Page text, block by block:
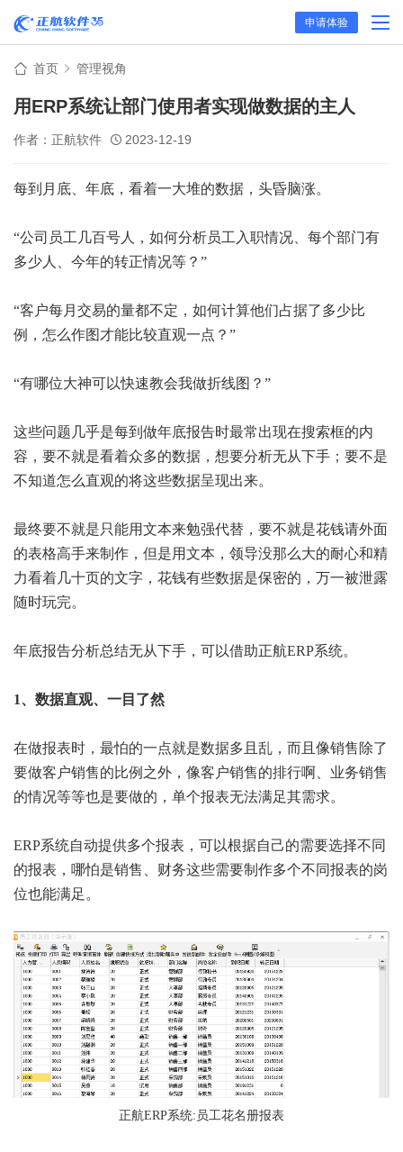
申请体验
首页 管理视角
用ERP系统让部门使用者实现做数据的主人
作者：正航软件 2023-12-19
每到月底、年底，看着一大堆的数据，头昏脑涨。
“公司员工几百号人，如何分析员工入职情况、每个部门有
多少人、今年的转正情况等？”
“客户每月交易的量都不定，如何计算他们占据了多少比
例，怎么作图才能比较直观一点？”
“有哪位大神可以快速教会我做折线图？”
这些问题几乎是每到做年底报告时最常出现在搜索框的内
容，要不就是看着众多的数据，想要分析无从下手；要不是
不知道怎么直观的将这些数据呈现出来。
最终要不就是只能用文本来勉强代替，要不就是花钱请外面
的表格高手来制作，但是用文本，领导没那么大的耐心和精
力看着几十页的文字，花钱有些数据是保密的，万一被泄露
随时玩完。
年底报告分析总结无从下手，可以借助正航ERP系统。
1、数据直观、一目了然
在做报表时，最怕的一点就是数据多且乱，而且像销售除了
要做客户销售的比例之外，像客户销售的排行啊、业务销售
的情况等等也是要做的，单个报表无法满足其需求。
ERP系统自动提供多个报表，可以根据自己的需要选择不同
的报表，哪怕是销售、财务这些需要制作多个不同报表的岗
位也能满足。
正航ERP系统:员工花名册报表